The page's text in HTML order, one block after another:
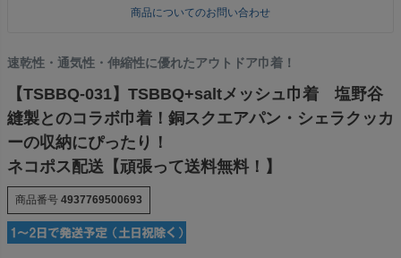
商品についてのお問い合わせ
速乾性・通気性・伸縮性に優れたアウトドア巾着！
【TSBBQ-031】TSBBQ+saltメッシュ巾着 塩野谷
縫製とのコラボ巾着！銅スクエアパン・シェラクッカ
ーの収納にぴったり！
ネコポス配送【頑張って送料無料！】
商品番号 4937769500693